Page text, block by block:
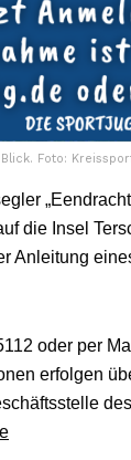
Foto:
die Insel
Anleitung
oder per
erfolgen